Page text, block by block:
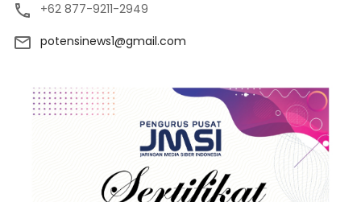
+62 877-9211-2949
potensinews1@gmail.com